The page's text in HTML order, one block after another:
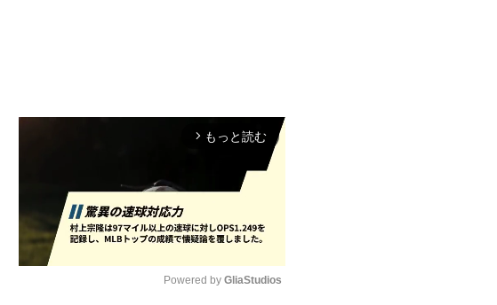
arrow_forward_ios もっと読む
Powered by GliaStudios